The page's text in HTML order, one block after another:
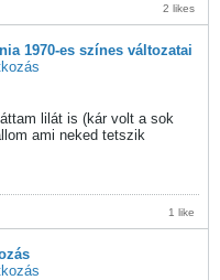
2 likes
1970-es színes változatai
lilát is (kár volt a sok
ami neked tetszik
1 like